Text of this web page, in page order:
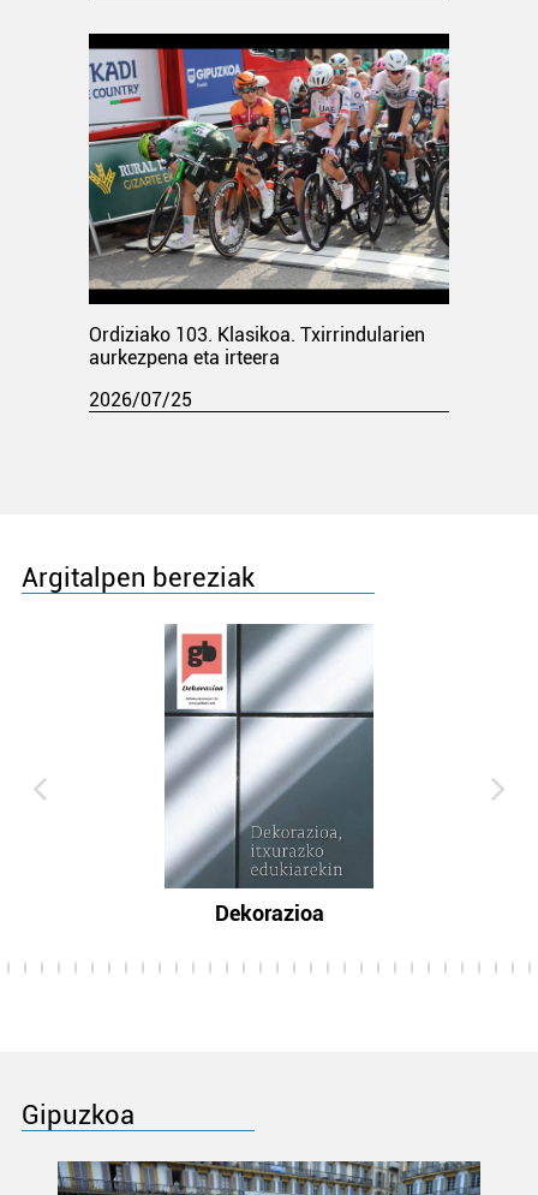
Ordiziako 103. Klasikoa. Txirrindularien
aurkezpena eta irteera
2026/07/25
Argitalpen bereziak
Dekorazioa
Gipuzkoa